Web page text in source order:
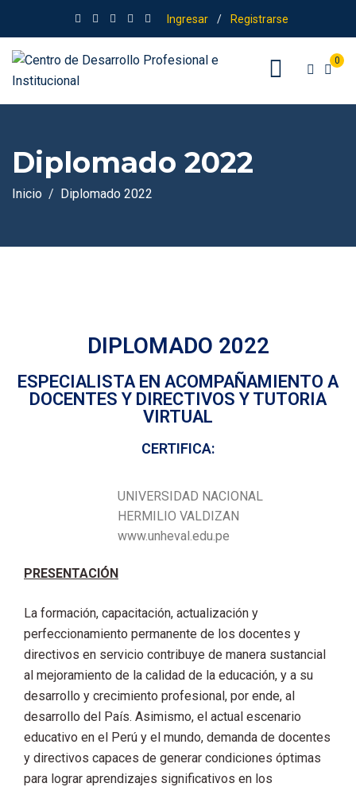
Ingresar / Registrarse
0
Diplomado 2022
Inicio Diplomado 2022
DIPLOMADO 2022
ESPECIALISTA EN ACOMPAÑAMIENTO A
DOCENTES Y DIRECTIVOS Y TUTORIA
VIRTUAL
CERTIFICA:
UNIVERSIDAD NACIONAL
HERMILIO VALDIZAN
www.unheval.edu.pe
PRESENTACIÓN
La formación, capacitación, actualización y
perfeccionamiento permanente de los docentes y
directivos en servicio contribuye de manera sustancial
al mejoramiento de la calidad de la educación, y a su
desarrollo y crecimiento profesional, por ende, al
desarrollo del País. Asimismo, el actual escenario
educativo en el Perú y el mundo, demanda de docentes
y directivos capaces de generar condiciones óptimas
para lograr aprendizajes significativos en los